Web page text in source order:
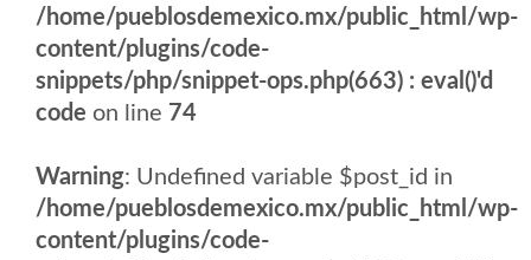
/home/pueblosdemexico.mx/public_html/wp-
content/plugins/code-
snippets/php/snippet-ops.php(663) : eval()'d
code on line 74
Warning: Undefined variable $post_id in
/home/pueblosdemexico.mx/public_html/wp-
content/plugins/code-